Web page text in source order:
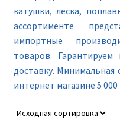
Новинки
Прайс
Контакты
катушки, леска,
ассортименте
импортные
товаров.
доставку.
интернет магазине 5 000